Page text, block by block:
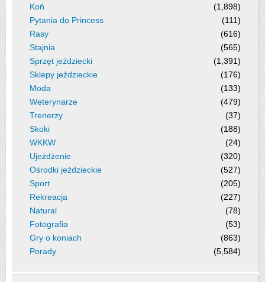
Koń
(1,898)
Pytania do Princess
(111)
Rasy
(616)
Stajnia
(565)
Sprzęt jeździecki
(1,391)
Sklepy jeździeckie
(176)
Moda
(133)
Weterynarze
(479)
Trenerzy
(37)
Skoki
(188)
WKKW
(24)
Ujeżdżenie
(320)
Ośrodki jeździeckie
(527)
Sport
(205)
Rekreacja
(227)
Natural
(78)
Fotografia
(53)
Gry o koniach
(863)
Porady
(5,584)